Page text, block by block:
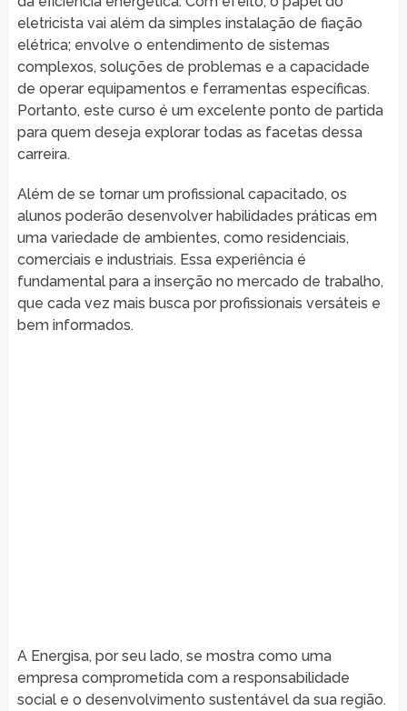
eletricista vai além da simples instalação de fiação
elétrica; envolve o entendimento de sistemas
complexos, soluções de problemas e a capacidade
de operar equipamentos e ferramentas específicas.
Portanto, este curso é um excelente ponto de partida
para quem deseja explorar todas as facetas dessa
carreira.
Além de se tornar um profissional capacitado, os
alunos poderão desenvolver habilidades práticas em
uma variedade de ambientes, como residenciais,
comerciais e industriais. Essa experiência é
fundamental para a inserção no mercado de trabalho,
que cada vez mais busca por profissionais versáteis e
bem informados.
A Energisa, por seu lado, se mostra como uma
empresa comprometida com a responsabilidade
social e o desenvolvimento sustentável da sua região.